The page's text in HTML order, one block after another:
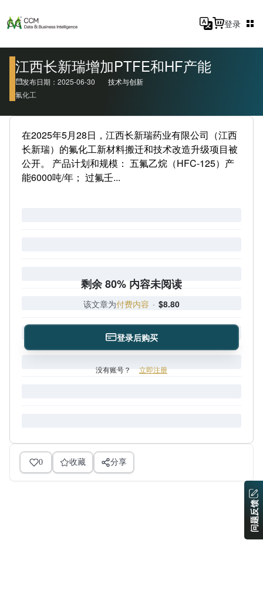
登录
江西长新瑞增加PTFE和HF产能
发布日期：2025-06-30
技术与创新
氟化工
在2025年5月28日，江西长新瑞药业有限公司（江西
长新瑞）的氟化工新材料搬迁和技术改造升级项目被
公开。 产品计划和规模： 五氟乙烷（HFC-125）产
能6000吨/年； 过氟壬...
剩余 80% 内容未阅读
该文章为付费内容 · $8.80
登录后购买
没有账号？ 立即注册
0 收藏 分享
问题反馈